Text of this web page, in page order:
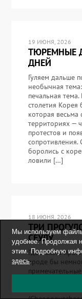
19 ИЮНЯ, 2026
ТЮРЕМНЫЕ
ДНЕЙ
Гуляем дальше
необычная
печальная
столетия Корея
которая весьма
территориях —
протестов и
сопротивления.
боролись с
ловили […]
18 ИЮНЯ, 2026
ТРИ
СЕУЛУ.
Где можно
вроде бы
7017» и
Мы используем
удобнее. Продолжая
этим. Подробную
здесь.